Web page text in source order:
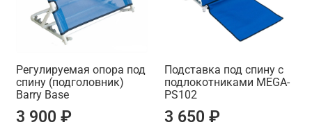
Регулируемая опора под
спину (подголовник)
Barry Base
3 900 ₽
Подставка под спину с
подлокотниками MEGA-
PS102
3 650 ₽